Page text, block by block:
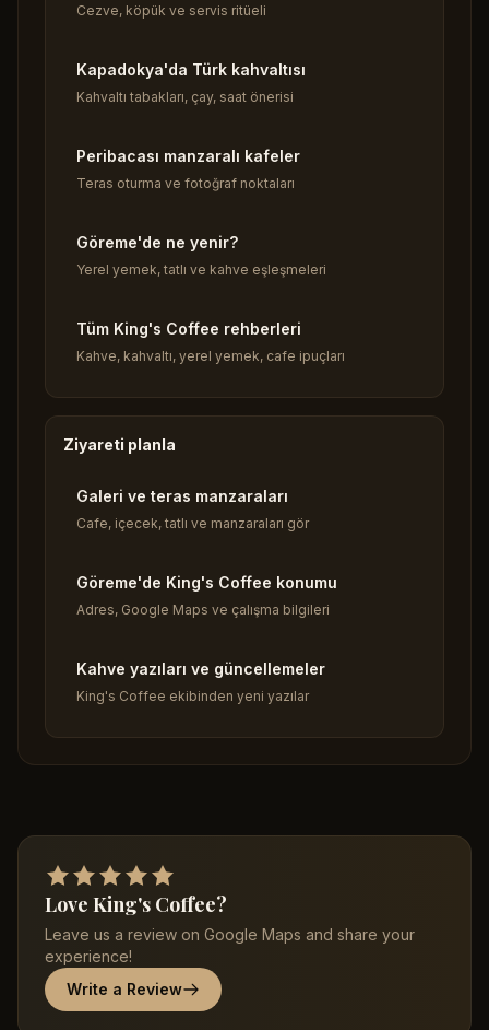
Cezve, köpük ve servis ritüeli
Kapadokya'da Türk kahvaltısı
Kahvaltı tabakları, çay, saat önerisi
Peribacası manzaralı kafeler
Teras oturma ve fotoğraf noktaları
Göreme'de ne yenir?
Yerel yemek, tatlı ve kahve eşleşmeleri
Tüm King's Coffee rehberleri
Kahve, kahvaltı, yerel yemek, cafe ipuçları
Ziyareti planla
Galeri ve teras manzaraları
Cafe, içecek, tatlı ve manzaraları gör
Göreme'de King's Coffee konumu
Adres, Google Maps ve çalışma bilgileri
Kahve yazıları ve güncellemeler
King's Coffee ekibinden yeni yazılar
Love King's Coffee?
Leave us a review on Google Maps and share your
experience!
Write a Review